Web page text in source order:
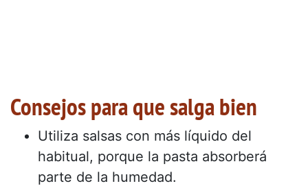
Consejos para que salga bien
Utiliza salsas con más líquido del
habitual, porque la pasta absorberá
parte de la humedad.